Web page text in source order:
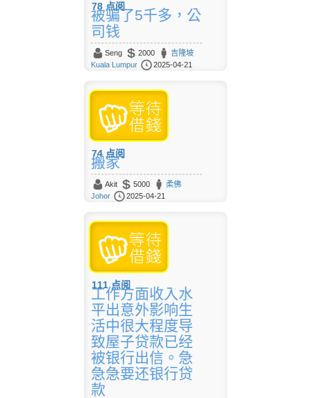
78 点阅
被骗了5千多，公
司钱
Seng 2000
吉隆坡
Kuala Lumpur
2025-04-21
74点阅
搬家
Akit 5000
柔佛
Johor
2025-04-21
111点阅
工作方面收入水
平出意外影响生
活中很大程度导
致屋子贷款已经
被银行出信。急
急急要还银行贷
款